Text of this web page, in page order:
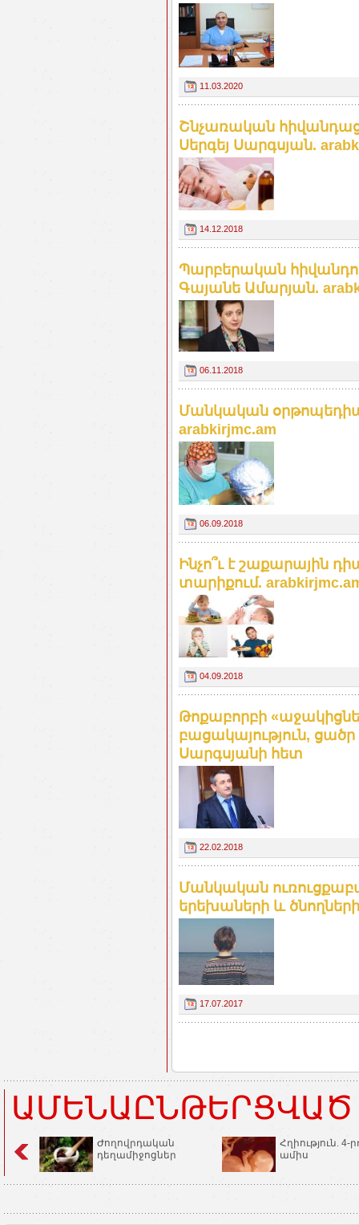
11.03.2020
Շնչառական
Սերգեյ Սարգսյան.
14.12.2018
Պարբերական
Գայանե Ամարյան.
06.11.2018
Մանկական
arabkirjmc.am
06.09.2018
Ինչո՞ւ է շաքարային
տարիքում.
04.09.2018
Թոքաբորբի
բացակայություն,
Սարգսյանի հետ
22.02.2018
Մանկական
երեխաների և
17.07.2017
Ժողովրդական
դեղամիջոցներ
Հղիություն. 4-
ամիս